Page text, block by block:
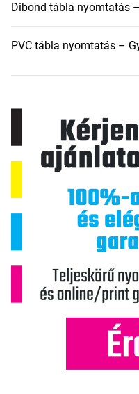
Dibond tábla nyomtatás
PVC tábla nyomtatás –